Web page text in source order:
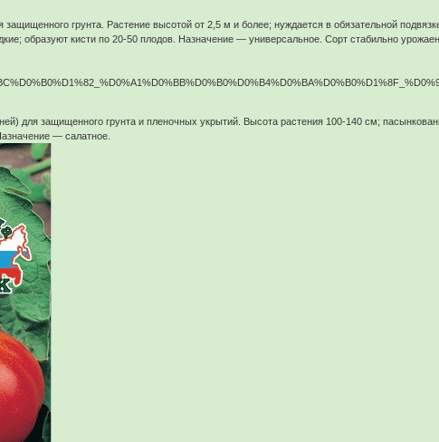
грунта. Растение высотой от 2,5 м и более; нуждается в обязательной
образуют кисти по 20-50 плодов. Назначение — универсальное. Сорт стабильно
для защищенного грунта и пленочных укрытий. Высота растения 100-140 см;
— салатное.